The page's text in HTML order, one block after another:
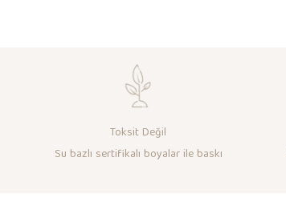
Toksit Değil
Su bazlı sertifikalı boyalar ile baskı